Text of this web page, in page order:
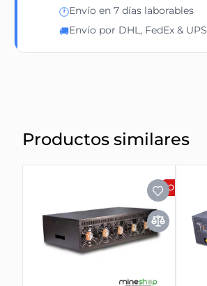
🕐Envío en 7 días laborables
🚚Envío por DHL, FedEx & UPS
Productos similares
OFERTA